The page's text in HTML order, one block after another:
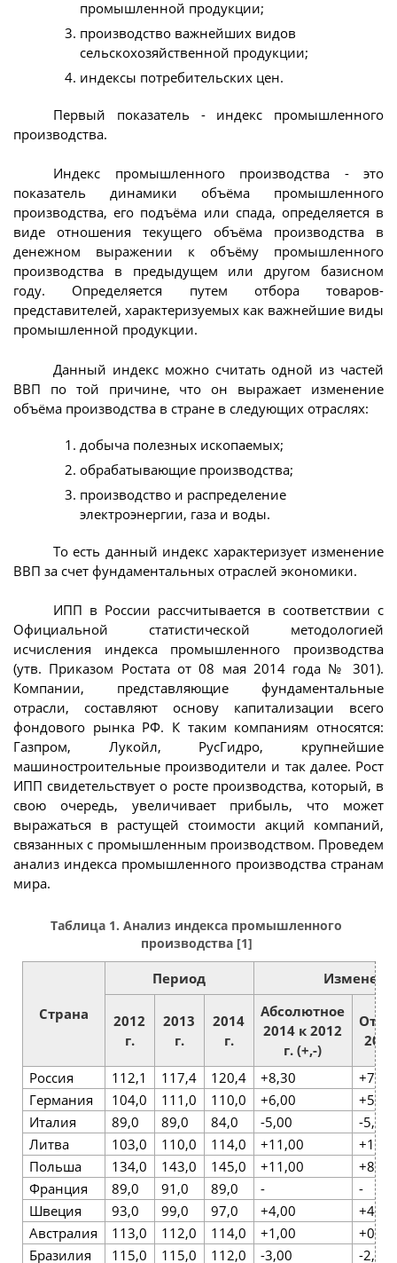
промышленной продукции;
производство важнейших видов
сельскохозяйственной продукции;
индексы потребительских цен.
Первый показатель - индекс промышленного
производства.
Индекс промышленного производства - это
показатель динамики объёма промышленного
производства, его подъёма или спада, определяется в
виде отношения текущего объёма производства в
денежном выражении к объёму промышленного
производства в предыдущем или другом базисном
году. Определяется путем отбора товаров-
представителей, характеризуемых как важнейшие виды
промышленной продукции.
Данный индекс можно считать одной из частей
ВВП по той причине, что он выражает изменение
объёма производства в стране в следующих отраслях:
добыча полезных ископаемых;
обрабатывающие производства;
производство и распределение
электроэнергии, газа и воды.
То есть данный индекс характеризует изменение
ВВП за счет фундаментальных отраслей экономики.
ИПП в России рассчитывается в соответствии с
Официальной статистической методологией
исчисления индекса промышленного производства
(утв. Приказом Ростата от 08 мая 2014 года № 301).
Компании, представляющие фундаментальные
отрасли, составляют основу капитализации всего
фондового рынка РФ. К таким компаниям относятся:
Газпром, Лукойл, РусГидро, крупнейшие
машиностроительные производители и так далее. Рост
ИПП свидетельствует о росте производства, который, в
свою очередь, увеличивает прибыль, что может
выражаться в растущей стоимости акций компаний,
связанных с промышленным производством. Проведем
анализ индекса промышленного производства странам
мира.
Таблица 1. Анализ индекса промышленного
производства [1]
Страна
Период
2012
г.
2013
г.
2014
г.
Абсолютное
2014 к 2012
г. (+,-)
Россия 112,1 117,4 120,4 +8,30
+7,4
Германия
104,0 111,0 110,0 +6,00
+5,7
Италия
89,0 89,0 84,0 -5,00
-5,7
Литва
103,0 110,0 114,0 +11,00
+10,6
Польша
134,0 143,0 145,0 +11,00
+8,2
Франция
89,0 91,0 89,0 -
-
Швеция
93,0 99,0 97,0 +4,00
+4,3
Австралия
113,0 112,0 114,0 +1,00
+0,8
Бразилия
115,0 115,0 112,0 -3,00 -2,7